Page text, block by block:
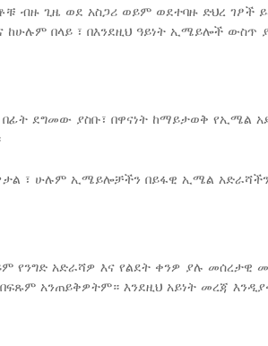
ብዙ ጊዜ ወደ አስጋሪ ወይም ወደተባዙ ድህረ ገፆች
በላይ ፣ በእንደዚህ ዓይነት ኢሜይሎች ውስጥ
ደግመው ያስቡ፣ በዋናነት ከማይታወቅ የኢሜል
፣ ሁሉም ኢሜይሎቻችን በይፋዊ ኢሜል
አድራሻዎ እና የልደት ቀንዎ ያሉ መሰረታዊ
አንጠይቅዎትም። እንደዚህ አይነት መረጃ